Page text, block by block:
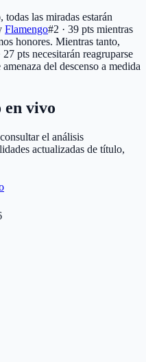
las miradas estarán
Flamengo#2 · 39 pts mientras
honores. Mientras tanto,
27 pts necesitarán reagruparse
del descenso a medida
vivo
el análisis
actualizadas de título,